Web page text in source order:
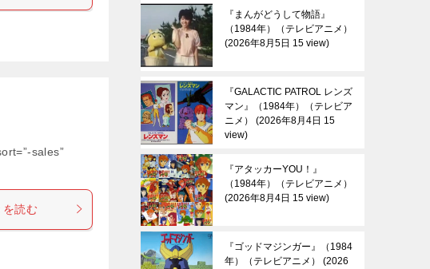
sales”
を読む
『まんがどうして物語』
（1984年）（テレビアニメ）
2026年8月5日 15 view
『GALACTIC PATROL レンズ
マン』（1984年）（テレビア
ニメ）
2026年8月4日 15
view
『アタッカーYOU！』
（1984年）（テレビアニメ）
2026年8月4日 15 view
『ゴッドマジンガー』（1984
年）（テレビアニメ）
2026